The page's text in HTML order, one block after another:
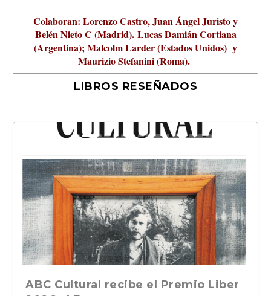
Colaboran: Lorenzo Castro, Juan Ángel Juristo y
Belén Nieto C (Madrid). Lucas Damián Cortiana
(Argentina); Malcolm Larder (Estados Unidos) y
Maurizio Stefanini (Roma).
LIBROS RESEÑADOS
La verdadera odisea del espacio en
ABC Cultural recibe el Premio Liber
La cultura de la transgresión.